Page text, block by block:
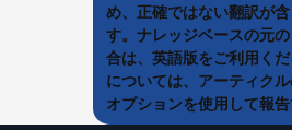
め、正確ではない翻訳が
す。ナレッジベースの元
合は、英語版をご利用く
については、アーティク
オプションを使用して報告